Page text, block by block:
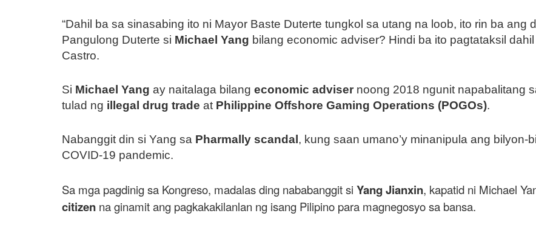
“Dahil ba sa sinasabing ito ni Mayor Baste Duterte tungkol sa utang na loob, ito rin ba ang
Pangulong Duterte si Michael Yang bilang economic adviser? Hindi ba ito pagtataksil
Castro.
Si Michael Yang ay naitalaga bilang economic adviser noong 2018 ngunit napabalitang
tulad ng illegal drug trade at Philippine Offshore Gaming Operations (POGOs).
Nabanggit din si Yang sa Pharmally scandal , kung saan umano’y minanipula ang
COVID-19 pandemic.
Sa mga pagdinig sa Kongreso, madalas ding nababanggit si Yang Jianxin, kapatid ni Michael
citizen na ginamit ang pagkakakilanlan ng isang Pilipino para magnegosyo sa bansa.